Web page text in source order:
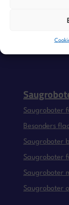
Saugroboter
Besonders
Saugroboter
Saugroboter
Saugroboter
Saugroboter